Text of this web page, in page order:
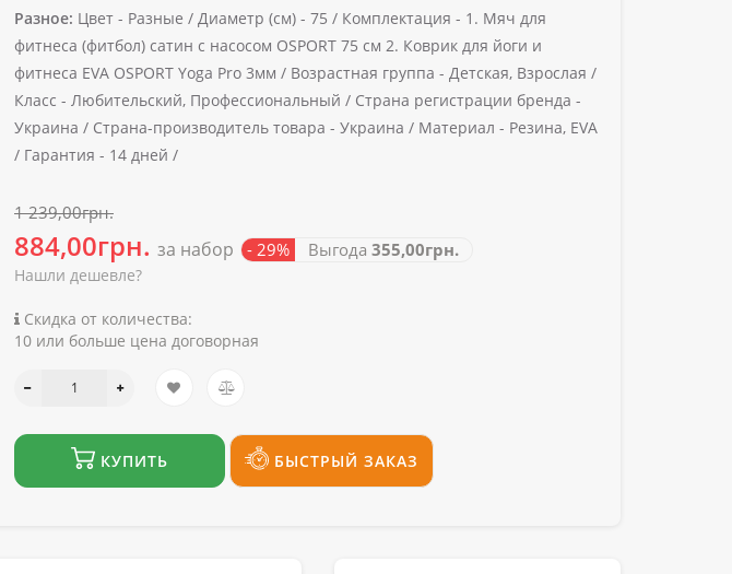
Разное: Цвет - Разные / Диаметр (см) - 75 / Комплектация - 1. Мяч для
фитнеса (фитбол) сатин с насосом OSPORT 75 см 2. Коврик для йоги и
фитнеса EVA OSPORT Yoga Pro 3мм / Возрастная группа - Детская, Взрослая /
Класс - Любительский, Профессиональный / Страна регистрации бренда -
Украина / Страна-производитель товара - Украина / Материал - Резина, EVA
/ Гарантия - 14 дней /
1 239,00грн.
884,00грн. за набор - 29% Выгода 355,00грн.
Нашли дешевле?
Скидка от количества:
10 или больше цена договорная
КУПИТЬ БЫСТРЫЙ ЗАКАЗ